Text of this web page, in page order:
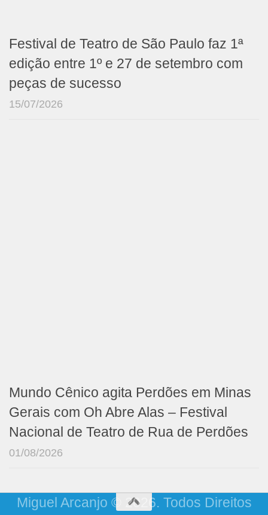
Festival de Teatro de São Paulo faz 1ª
edição entre 1º e 27 de setembro com
peças de sucesso
15/07/2026
Mundo Cênico agita Perdões em Minas
Gerais com Oh Abre Alas – Festival
Nacional de Teatro de Rua de Perdões
01/08/2026
Miguel Arcanjo © 2026. Todos Direitos